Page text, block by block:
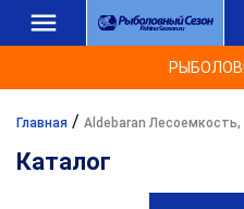
Главная / Aldebaran
Каталог